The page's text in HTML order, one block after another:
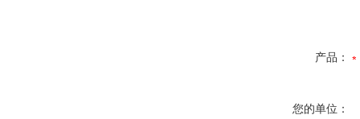
产品：
您的单位：